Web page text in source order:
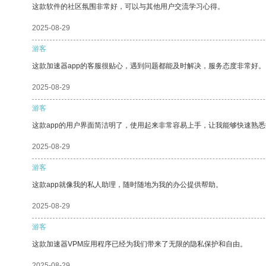
这款软件的社区氛围非常好，可以与其他用户交流学习心得。
2025-08-29
游客
这款加速器app的客服很贴心，遇到问题都能及时解决，服务态度非常好。
2025-08-29
游客
这款app的用户界面简洁明了，使用起来非常容易上手，让我能够快速熟
2025-08-29
游客
这款app就像我的私人助理，随时随地为我的办公提供帮助。
2025-08-29
游客
这款加速器VPM应用程序已经为我们带来了无限的隐私保护和自由。